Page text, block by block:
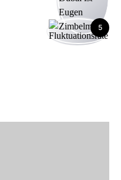
5